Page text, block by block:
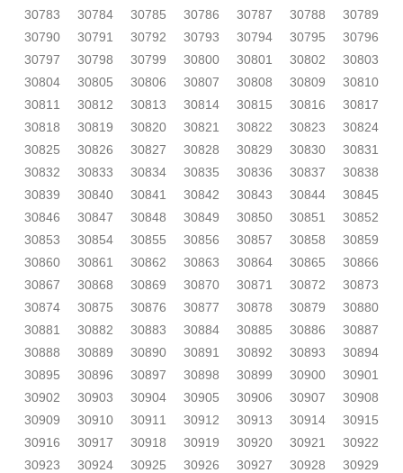
30783
30784 30785 30786 30787 30788
30789
30790
30791 30792 30793 30794 30795
30796
30797
30798 30799 30800 30801 30802
30803
30804
30805 30806 30807 30808 30809
30810
30811
30812 30813 30814 30815 30816
30817
30818
30819 30820 30821 30822 30823
30824
30825
30826 30827 30828 30829 30830
30831
30832
30833 30834 30835 30836 30837
30838
30839
30840 30841 30842 30843 30844
30845
30846
30847 30848 30849 30850 30851
30852
30853
30854 30855 30856 30857 30858
30859
30860
30861 30862 30863 30864 30865
30866
30867
30868 30869 30870 30871 30872
30873
30874
30875 30876 30877 30878 30879
30880
30881
30882 30883 30884 30885 30886
30887
30888
30889 30890 30891 30892 30893
30894
30895
30896 30897 30898 30899 30900
30901
30902
30903 30904 30905 30906 30907
30908
30909
30910 30911 30912 30913 30914
30915
30916
30917 30918 30919 30920 30921
30922
30923
30924 30925 30926 30927 30928
30929